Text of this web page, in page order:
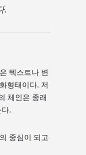
.
텍스트나 변
형태이다. 저
체인은 종래
.
중심이 되고